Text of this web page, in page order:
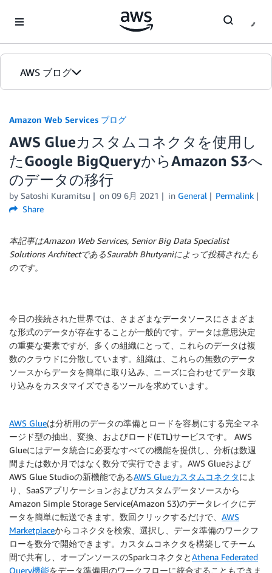
AWS ブログ
カテゴリ
エディション
Amazon Web Services ブログ
AWS Glueカスタムコネクタを使用し
たGoogle BigQueryからAmazon S3へ
のデータの移行
by Satoshi Kuramitsu on 09 6月 2021 in General
Permalink
Share
本記事はAmazon Web Services, Senior Big Data Specialist
Solutions ArchitectであるSaurabh Bhutyaniによって投稿されたも
のです。
今日の接続された世界では、さまざまなデータソースにさまざま
な形式のデータが存在することが一般的です。データは意思決定
の重要な要素ですが、多くの組織にとって、これらのデータは複
数のクラウドに分散しています。組織は、これらの無数のデータ
ソースからデータを簡単に取り込み、ニーズに合わせてデータ取
り込みをカスタマイズできるツールを求めています。
AWS Glueは分析用のデータの準備とロードを容易にする完全マネ
ージド型の抽出、変換、およびロード(ETL)サービスです。 AWS
Glueにはデータ統合に必要なすべての機能を提供し、分析は数週
間または数か月ではなく数分で実行できます。AWS Glueおよび
AWS Glue Studioの新機能であるAWS Glueカスタムコネクタによ
り、SaaSアプリケーションおよびカスタムデータソースから
Amazon Simple Storage Service(Amazon S3)のデータレイクにデ
ータを簡単に転送できます。数回クリックするだけで、 AWS
Marketplaceからコネクタを検索、選択し、データ準備のワークフ
ローを数分で開始できます。カスタムコネクタを構築してチーム
間で共有し、オープンソースのSparkコネクタとAthena Federated
Query機能をデータ準備用のワークフローに統合することもできま